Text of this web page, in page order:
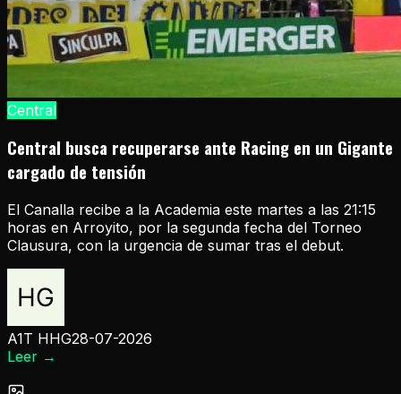
Central
Central busca recuperarse ante Racing en un Gigante
cargado de tensión
El Canalla recibe a la Academia este martes a las 21:15
horas en Arroyito, por la segunda fecha del Torneo
Clausura, con la urgencia de sumar tras el debut.
A1T HHG28-07-2026
Leer →